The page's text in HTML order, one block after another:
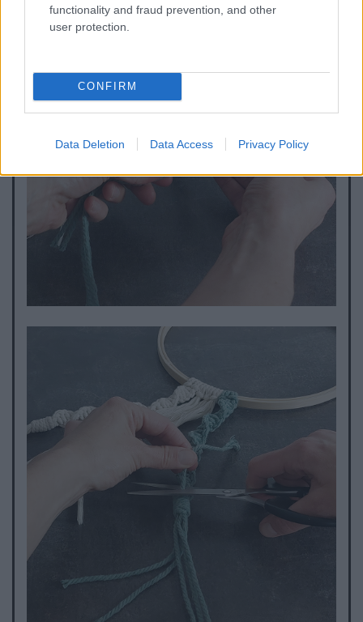
functionality and fraud prevention, and other
user protection.
CONFIRM
Data Deletion Data Access Privacy Policy